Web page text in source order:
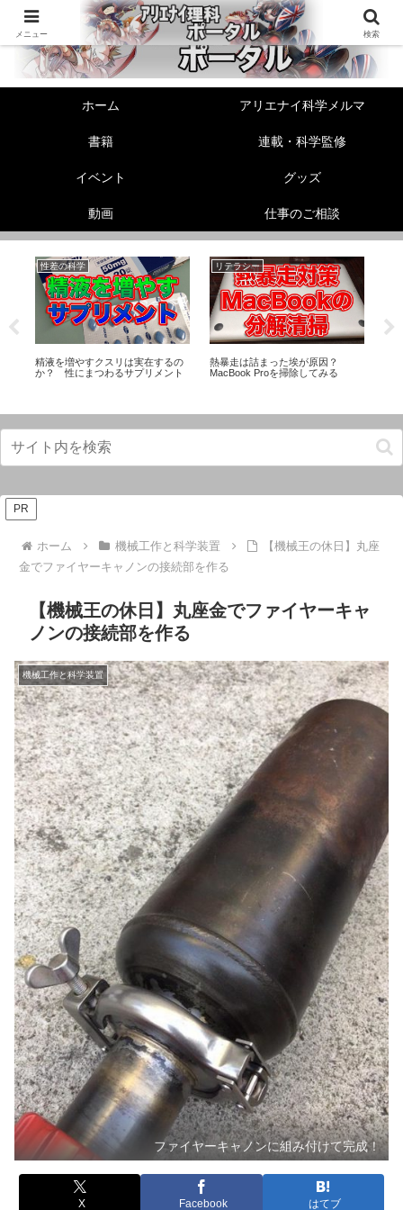
ホーム アリエナイ科学メルマ
書籍 連載・科学監修
イベント グッズ
動画 仕事のご相談
性差の科学
精液を増やすクスリは実在するの
か？ 性にまつわるサプリメント
リテラシー
熱暴走は詰まった埃が原因？
MacBook Proを掃除してみる
PR
ホーム 機械工作と科学装置
【機械王の休日】丸座
金でファイヤーキャノンの接続部を作る
【機械王の休日】丸座金でファイヤーキャ
ノンの接続部を作る
機械工作と科学装置
ファイヤーキャノンに組み付けて完成！
X Facebook はてブ
メニュー 検索